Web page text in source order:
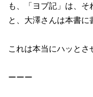
も、「ヨブ記」は、
と、大澤さんは本書に
これは本当にハッとさ
ーーー